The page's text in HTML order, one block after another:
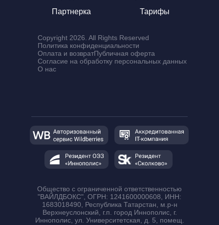
калькулятор fbs вайлдберриз
расчёт ндс wb 2026
Партнерка
Тарифы
Общество с ограниченной ответственностью
"ВАЙЛДБОКС", ОГРН: 1241600000608, ИНН:
1683018490, Республика Татарстан, м.р-н
Верхнеуслонский, г.п. город Иннополис, г.
Иннополис, ул. Университетская, д. 5, помещ.
Copyright 2026. All Rights Reserved
Политика конфиденциальности
Оплата и возвратПубличная оферта
Согласие на обработку персональных данных
О нас